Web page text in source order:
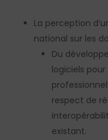
La perception
national sur les
Du
logiciels
respect de
existant.